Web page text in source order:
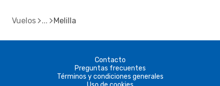
Vuelos Melilla
Contacto
Preguntas frecuentes
Términos y condiciones generales